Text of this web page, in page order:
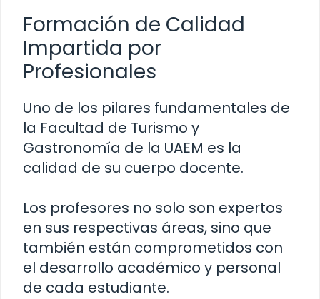
Formación de Calidad
Impartida por
Profesionales
Uno de los pilares fundamentales de
la Facultad de Turismo y
Gastronomía de la UAEM es la
calidad de su cuerpo docente.
Los profesores no solo son expertos
en sus respectivas áreas, sino que
también están comprometidos con
el desarrollo académico y personal
de cada estudiante.